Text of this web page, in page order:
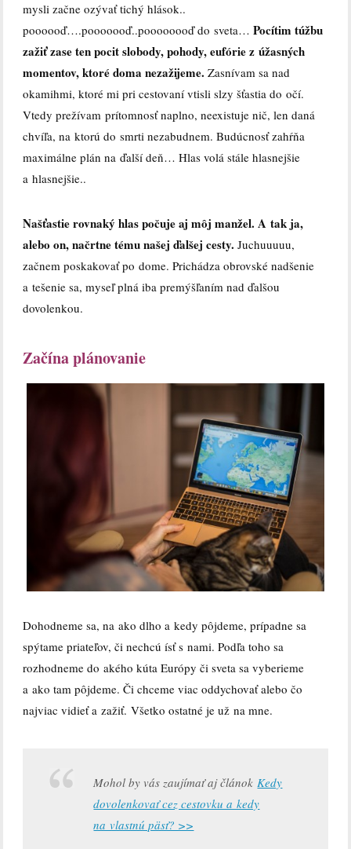
mysli začne ozývať tichý hlások..
poooooď….pooooooď..poooooooď do sveta…Pocítim túžbu
zažiť zase ten pocit slobody, pohody, eufórie z úžasných
momentov, ktoré doma nezažijeme. Zasnívam sa nad
okamihmi, ktoré mi pri cestovaní vtisli slzy šťastia do očí.
Vtedy prežívam prítomnosť naplno, neexistuje nič, len daná
chvíľa, na ktorú do smrti nezabudnem. Budúcnosť zahŕňa
maximálne plán na ďalší deň… Hlas volá stále hlasnejšie
a hlasnejšie..
Našťastie rovnaký hlas počuje aj môj manžel. A tak ja,
alebo on, načrtne tému našej ďalšej cesty. Juchuuuuu,
začnem poskakovať po dome. Prichádza obrovské nadšenie
a tešenie sa, myseľ plná iba premýšľaním nad ďalšou
dovolenkou.
Začína plánovanie
Dohodneme sa, na ako dlho a kedy pôjdeme, prípadne sa
spýtame priateľov, či nechcú ísť s nami. Podľa toho sa
rozhodneme doakého kúta Európy či sveta sa vyberieme
a ako tam pôjdeme. Či chceme viac oddychovať alebo čo
najviac vidieť a zažiť.Všetko ostatné je už na mne.
Mohol by vás zaujímať aj článok Kedy
dovolenkovať cez cestovku a kedy
na vlastnú päsť? >>